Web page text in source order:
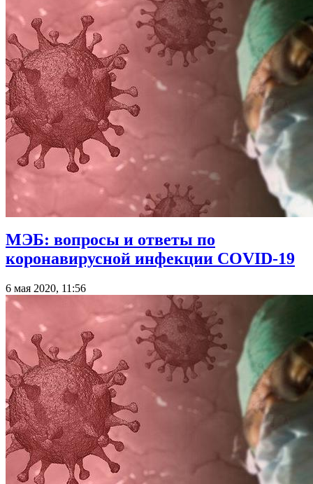
МЭБ: вопросы и ответы по
коронавирусной инфекции COVID-19
6 мая 2020, 11:56